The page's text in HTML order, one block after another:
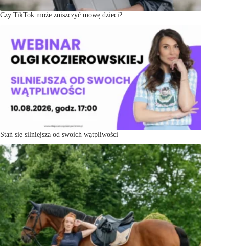
Czy TikTok może zniszczyć mowę dzieci?
Stań się silniejsza od swoich wątpliwości